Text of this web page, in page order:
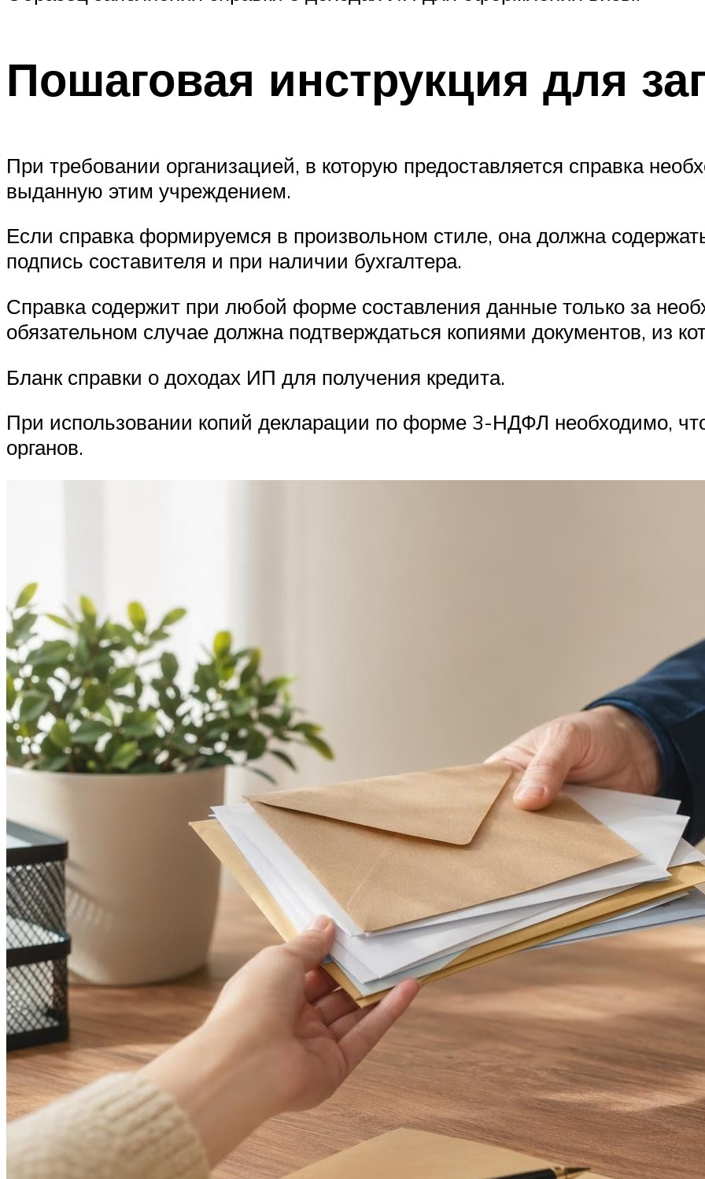
Пошаговая инструкция для
При требовании организацией, в которую предоставляется справка
выданную этим учреждением.
Если справка формируемся в произвольном стиле, она должна
подпись составителя и при наличии бухгалтера.
Справка содержит при любой форме составления данные только за
обязательном случае должна подтверждаться копиями документов, из
Бланк справки о доходах ИП для получения кредита.
При использовании копий декларации по форме 3-НДФЛ необходимо,
органов.